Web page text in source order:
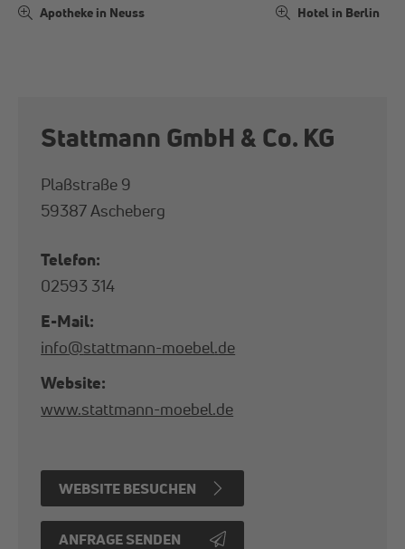
Apotheke in Neuss Hotel in Berlin
Statt­mann GmbH & Co. KG
Plaßstraße 9
59387 Ascheberg
Telefon:
02593 314
E-Mail:
info@stattmann-moebel.de
Website:
www.stattmann-moebel.de
WEBSITE BESUCHEN
ANFRAGE SENDEN